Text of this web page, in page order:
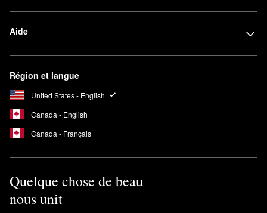
Aide
Région et langue
United States - English
Canada - English
Canada - Français
Quelque chose de beau
nous unit